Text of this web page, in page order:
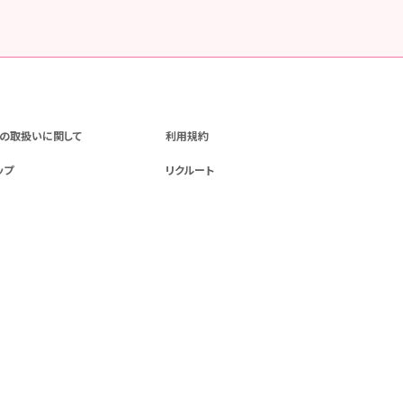
取扱いに関して 利用規約
プ リクルート